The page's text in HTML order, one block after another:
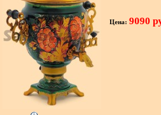
Цена: 9090